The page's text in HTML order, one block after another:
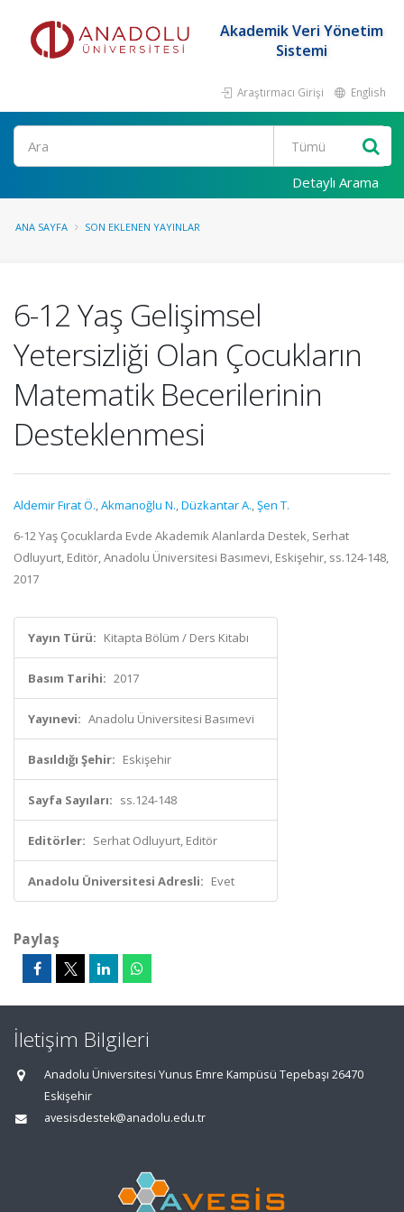
Akademik Veri Yönetim
Sistemi
Araştırmacı Girişi English
Ara
Detaylı Arama
ANA SAYFA SON EKLENEN YAYINLAR
6-12 Yaş Gelişimsel
Yetersizliği Olan Çocukların
Matematik Becerilerinin
Desteklenmesi
Aldemir Fırat Ö.,Akmanoğlu N.,Düzkantar A.,Şen T.
6-12 Yaş Çocuklarda Evde Akademik Alanlarda Destek, Serhat
Odluyurt, Editör, Anadolu Üniversitesi Basımevi, Eskişehir, ss.124-148,
2017
Yayın Türü: Kitapta Bölüm / Ders Kitabı
Basım Tarihi: 2017
Yayınevi: Anadolu Üniversitesi Basımevi
Basıldığı Şehir: Eskişehir
Sayfa Sayıları: ss.124-148
Editörler: Serhat Odluyurt, Editör
Anadolu Üniversitesi Adresli: Evet
Paylaş
İletişim Bilgileri
Anadolu Üniversitesi Yunus Emre Kampüsü Tepebaşı 26470
Eskişehir
avesisdestek@anadolu.edu.tr